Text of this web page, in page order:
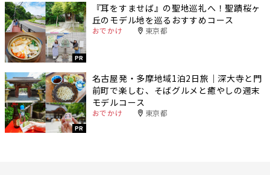
PR
『耳をすませば』の聖地巡礼へ！聖蹟桜ヶ
丘のモデル地を巡るおすすめコース
おでかけ 東京都
PR
名古屋発・多摩地域1泊2日旅｜深大寺と門
前町で楽しむ、そばグルメと癒やしの週末
モデルコース
おでかけ 東京都